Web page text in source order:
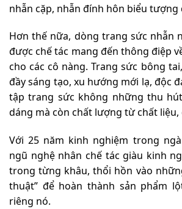
nhẫn cặp, nhẫn đính hôn biểu tượng
Hơn thế nữa, dòng trang sức nhẫn
được chế tác mang đến thông điệp
cho các cô nàng. Trang sức bông
đầy sáng tạo, xu hướng mới lạ, độc
tập trang sức không những thu
dáng mà còn chất lượng từ chất liệu,
Với 25 năm kinh nghiệm trong
ngũ nghệ nhân chế tác giàu kinh
trong từng khâu, thổi hồn vào
thuật” để hoàn thành sản phẩm
riêng nó.